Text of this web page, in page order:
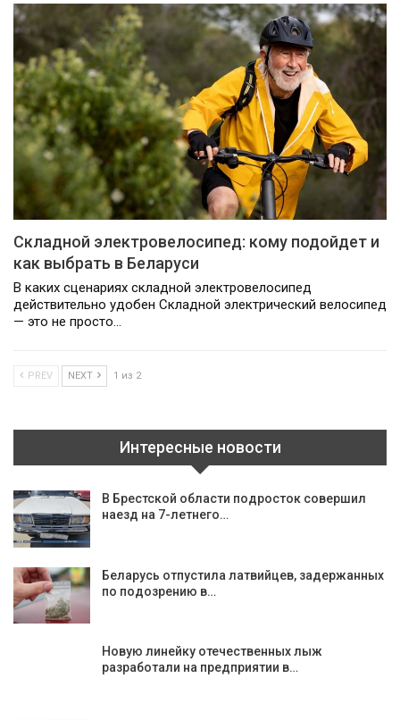
Складной электровелосипед: кому подойдет и
как выбрать в Беларуси
В каких сценариях складной электровелосипед
действительно удобен Складной электрический велосипед
— это не просто…
PREV NEXT 1 из 2
Интересные новости
В Брестской области подросток совершил
наезд на 7-летнего…
Беларусь отпустила латвийцев, задержанных
по подозрению в…
Новую линейку отечественных лыж
разработали на предприятии в…